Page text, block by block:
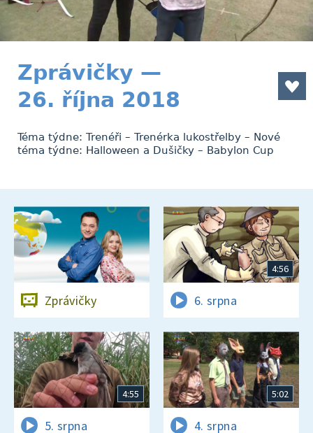
Zprávičky —
26. října 2018
Téma týdne: Trenéři – Trenérka lukostřelby – Nové
téma týdne: Halloween a Dušičky – Babylon Cup
Zprávičky
4:56
6. srpna
4:55
5. srpna
5:02
4. srpna